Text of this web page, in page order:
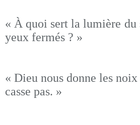
« À quoi sert la lumière du
yeux fermés ? »
« Dieu nous donne les
casse pas. »